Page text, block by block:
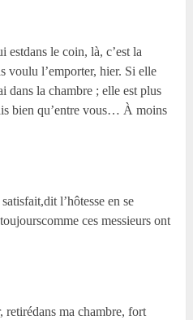
le coin, là, c’est la
voulu l’emporter, hier. Si elle
dans la chambre ; elle est plus
bien qu’entre vous… À moins
l’hôtesse en se
ces messieurs ont
retirédans ma chambre, fort